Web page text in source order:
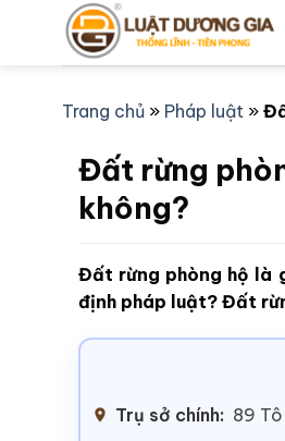
Trang chủ » Pháp luật »
Đất rừng
không?
Đất rừng phòng hộ là
định pháp luật? Đất
Trụ sở chính: 89 Tô